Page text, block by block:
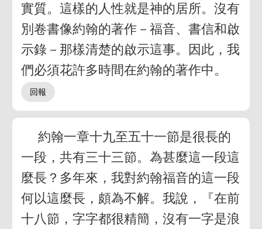
實質。這樣的人性就是神的居所。沒有
別卷書像約翰的著作－福音、書信和啟
示錄－那樣清楚的啟示這事。因此，我
們必須花許多時間在約翰的著作中。
約翰一章十九至五十一節是很長的
一段，共有三十三節。為甚麼這一段這
麼長？多年來，我對約翰福音的這一段
何以這麼長，頗為不解。我說，『在前
十八節，字字都很精簡，沒有一字是浪